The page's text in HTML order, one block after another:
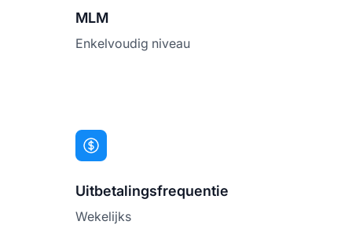
MLM
Enkelvoudig niveau
Uitbetalingsfrequentie
Wekelijks